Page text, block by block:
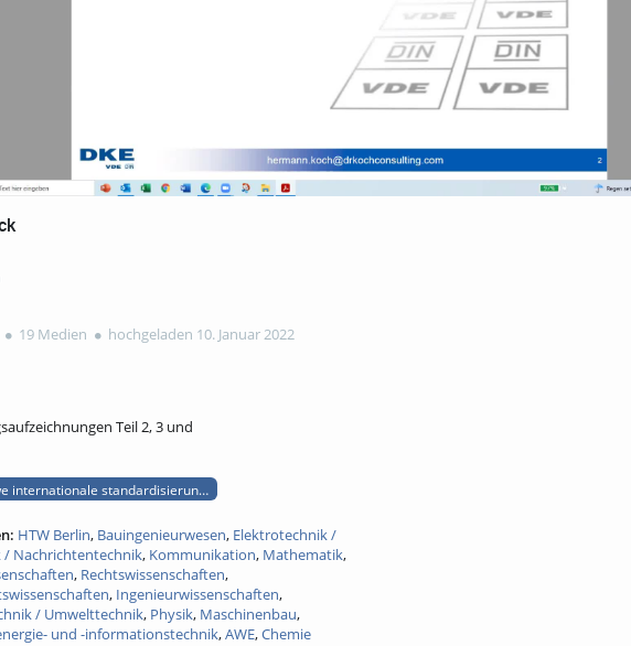
19 Medien hochgeladen 10. Januar 2022
Teil 2, 3 und
internationale standardisierung teile 2 bis 4
HTW Berlin, Bauingenieurwesen, Elektrotechnik /
/ Nachrichtentechnik, Kommunikation, Mathematik,
, Rechtswissenschaften,
, Ingenieurwissenschaften,
/ Umwelttechnik, Physik, Maschinenbau,
und -informationstechnik,AWE,Chemie